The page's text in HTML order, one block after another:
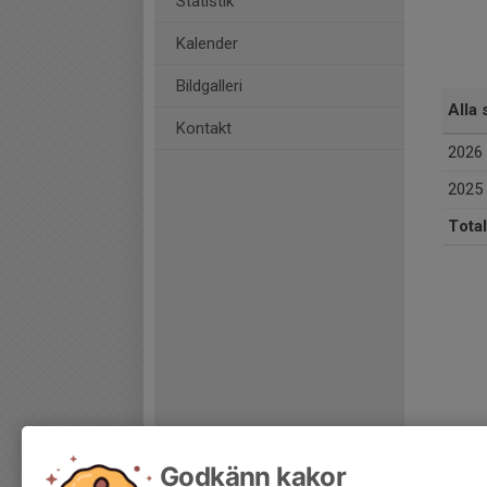
Kalender
Bildgalleri
Kontakt
Alla
2026
2025
Godkänn kakor